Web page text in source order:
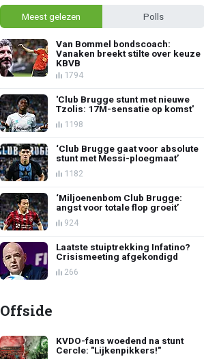
Meest gelezen Polls
Van Bommel bondscoach:
Vanaken breekt stilte over keuze
KBVB
1794
'Club Brugge stunt met nieuwe
Tzolis: 17M-sensatie op komst'
1198
‘Club Brugge gaat voor absolute
stunt met Messi-ploegmaat’
1182
‘Miljoenenbom Club Brugge:
angst voor totale flop groeit’
924
Laatste stuiptrekking Infatino?
Crisismeeting afgekondigd
266
Offside
KVDO-fans woedend na stunt
Cercle: "Lijkenpikkers!"